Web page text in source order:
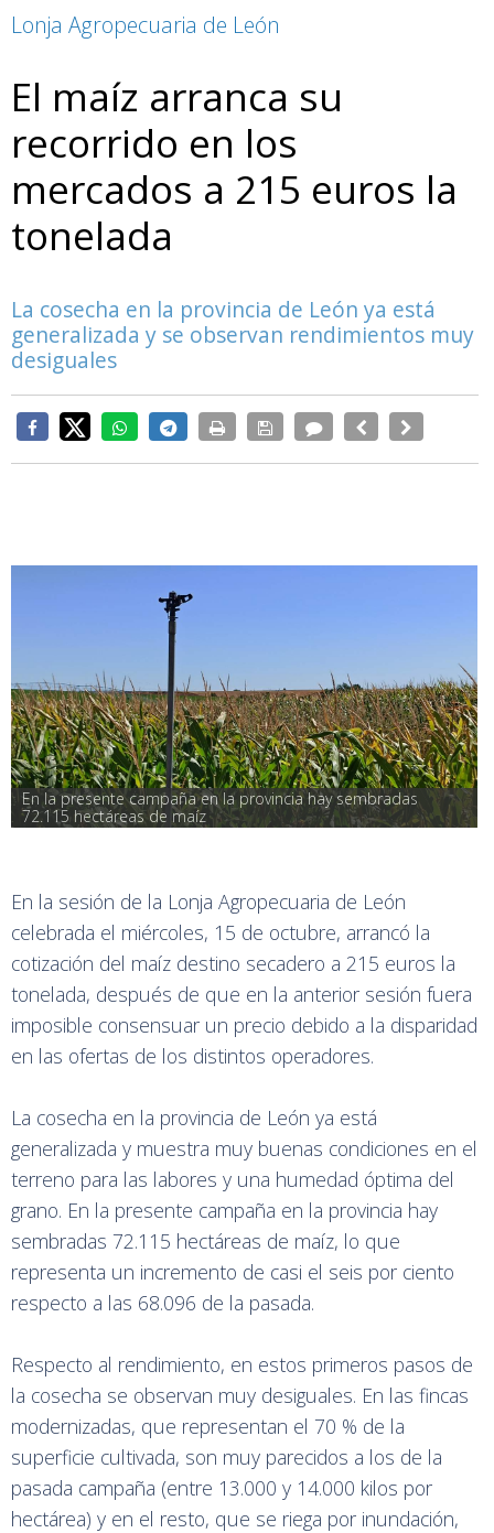
Lonja Agropecuaria de León
El maíz arranca su
recorrido en los
mercados a 215 euros la
tonelada
La cosecha en la provincia de León ya está
generalizada y se observan rendimientos muy
desiguales
En la presente campaña en la provincia hay sembradas
72.115 hectáreas de maíz
En la sesión de la Lonja Agropecuaria de León
celebrada el miércoles, 15 de octubre, arrancó la
cotización del maíz destino secadero a 215 euros la
tonelada, después de que en la anterior sesión fuera
imposible consensuar un precio debido a la disparidad
en las ofertas de los distintos operadores.
La cosecha en la provincia de León ya está
generalizada y muestra muy buenas condiciones en el
terreno para las labores y una humedad óptima del
grano. En la presente campaña en la provincia hay
sembradas 72.115 hectáreas de maíz, lo que
representa un incremento de casi el seis por ciento
respecto a las 68.096 de la pasada.
Respecto al rendimiento, en estos primeros pasos de
la cosecha se observan muy desiguales. En las fincas
modernizadas, que representan el 70 % de la
superficie cultivada, son muy parecidos a los de la
pasada campaña (entre 13.000 y 14.000 kilos por
hectárea) y en el resto, que se riega por inundación,